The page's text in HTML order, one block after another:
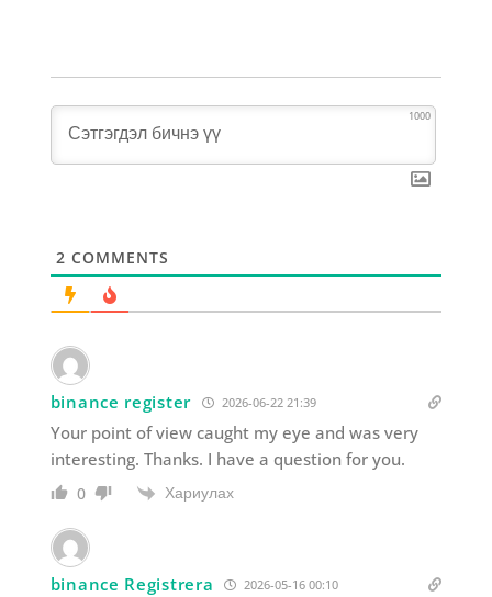
1000
2 COMMENTS
binance register 2026-06-22 21:39
Your point of view caught my eye and was very
interesting. Thanks. I have a question for you.
0 Хариулах
binance Registrera 2026-05-16 00:10